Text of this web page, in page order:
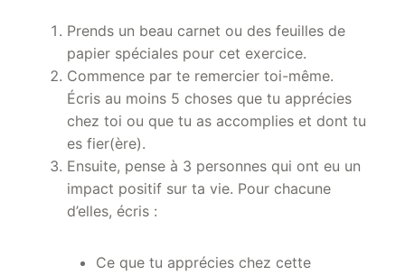
Prends un beau carnet ou des feuilles de
papier spéciales pour cet exercice.
Commence par te remercier toi-même.
Écris au moins 5 choses que tu apprécies
chez toi ou que tu as accomplies et dont tu
es fier(ère).
Ensuite, pense à 3 personnes qui ont eu un
impact positif sur ta vie. Pour chacune
d’elles, écris :
Ce que tu apprécies chez cette